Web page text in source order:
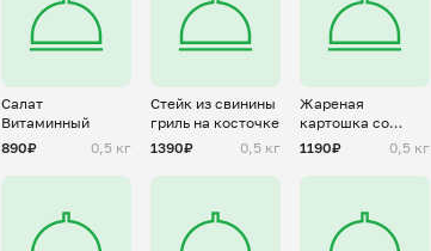
Салат
Витаминный
890₽
0,5 кг
Стейк из свинины
гриль на косточке
1390₽
0,5 кг
Жареная
картошка со
свининой
1190₽ 0,5 кг